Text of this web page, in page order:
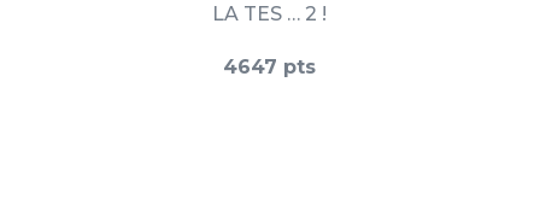
LA TES … 2 !
4647 pts